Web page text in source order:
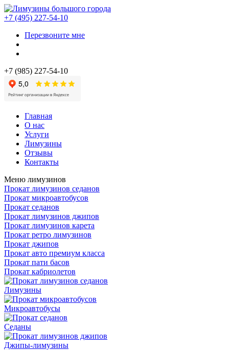
+7 (495) 227-54-10
Перезвоните мне
+7 (985) 227-54-10
Главная
О нас
Услуги
Лимузины
Отзывы
Контакты
Меню лимузинов
Прокат лимузинов седанов
Прокат микроавтобусов
Прокат седанов
Прокат лимузинов джипов
Прокат лимузинов карета
Прокат ретро лимузинов
Прокат джипов
Прокат авто премиум класса
Прокат пати басов
Прокат кабриолетов
Лимузины
Микроавтобусы
Седаны
Джипы-лимузины